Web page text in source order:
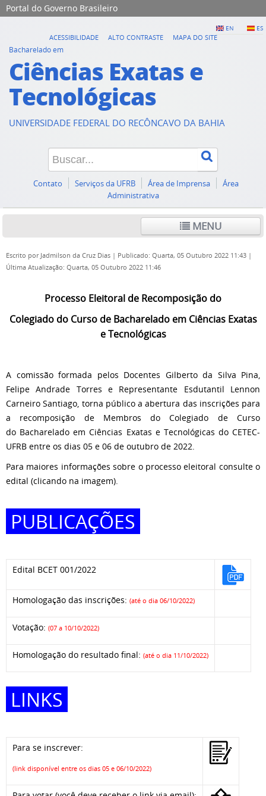
Portal do Governo Brasileiro
EN ES
ACESSIBILIDADE ALTO CONTRASTE
MAPA DO SITE
Bacharelado em
Ciências Exatas e
Tecnológicas
UNIVERSIDADE FEDERAL DO RECÔNCAVO DA BAHIA
Contato Serviços da UFRB Área de Imprensa
Área
Administrativa
MENU
Escrito por Jadmilson da Cruz Dias | Publicado: Quarta, 05 Outubro 2022 11:43 |
Última Atualização: Quarta, 05 Outubro 2022 11:46
Processo Eleitoral de Recomposição do
Colegiado do Curso de Bacharelado em Ciências Exatas
e Tecnológicas
A comissão formada pelos Docentes Gilberto da Silva Pina,
Felipe Andrade Torres e Representante Esdutantil Lennon
Carneiro Santiago, torna público a abertura das inscrições para
a recomposição de Membros do Colegiado de Curso
do Bacharelado em Ciências Exatas e Tecnológicas do CETEC-
UFRB entre os dias 05 e 06 de outubro de 2022.
Para maiores informações sobre o processo eleitoral consulte o
edital (clicando na imagem).
PUBLICAÇÕES
Edital BCET 001/2022
Homologação das inscrições: (até o dia 06/10/2022)
Votação: (07 a 10/10/2022)
Homologação do resultado final: (até o dia 11/10/2022)
LINKS
Para se inscrever:
(link disponível entre os dias 05 e 06/10/2022)